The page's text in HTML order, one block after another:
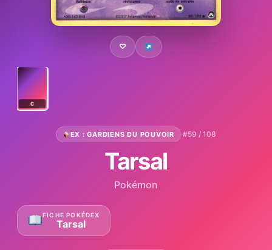
♡
C
EX : GARDIENS DU POUVOIR ·#59 / 108
Tarsal
Pokémon
FICHE POKÉDEX
Tarsal